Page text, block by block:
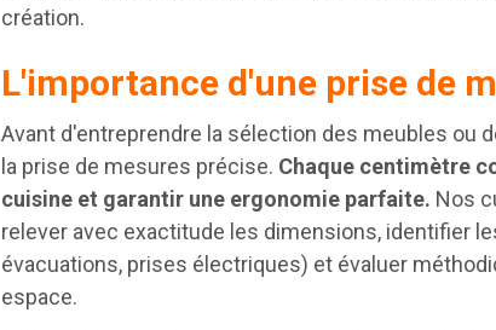
création.
L'importance d'une prise de
Avant d'entreprendre la sélection des meubles ou
la prise de mesures précise. Chaque centimètre
cuisine et garantir une ergonomie parfaite. Nos
relever avec exactitude les dimensions, identifier
évacuations, prises électriques) et évaluer
espace.